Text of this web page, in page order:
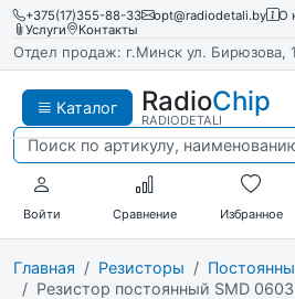
+375(17)355-88-33 opt@radiodetali.by О
Услуги
Контакты
Отдел продаж: г.Минск ул. Бирюзова,
Каталог RadioChip
RADIODETALI
Войти Сравнение Избранное
Главная Резисторы
Резистор постоянный SMD 0603